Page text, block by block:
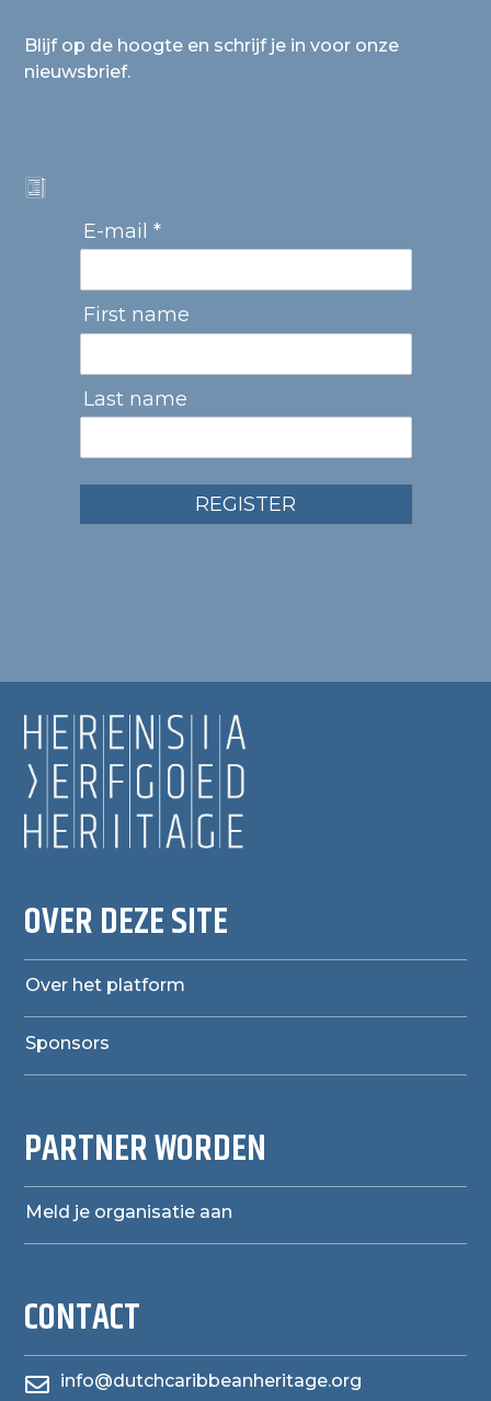
Blijf op de hoogte en schrijf je in voor onze
nieuwsbrief.
E-mail *
First name
Last name
REGISTER
OVER DEZE SITE
Over het platform
Sponsors
PARTNER WORDEN
Meld je organisatie aan
CONTACT
 info@dutchcaribbeanheritage.org